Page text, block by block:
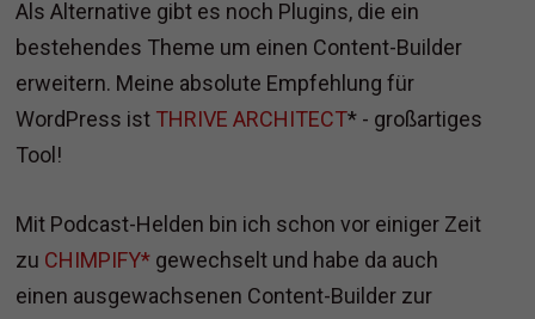
Als Alternative gibt es noch Plugins, die ein
bestehendes Theme um einen Content-Builder
erweitern. Meine absolute Empfehlung für
WordPress ist THRIVE ARCHITECT* - großartiges
Tool!
Mit Podcast-Helden bin ich schon vor einiger Zeit
zu CHIMPIFY* gewechselt und habe da auch
einen ausgewachsenen Content-Builder zur